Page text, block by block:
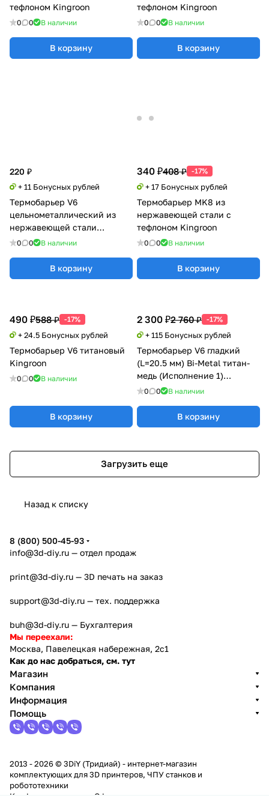
тефлоном Kingroon
0 0 В наличии
В корзину
тефлоном Kingroon
0 0 В наличии
В корзину
220 ₽
+ 11 Бонусных рублей
Термобарьер V6
цельнометаллический из
нержавеющей стали
Kingroon
0 0 В наличии
В корзину
340 ₽408 ₽ -17%
+ 17 Бонусных рублей
Термобарьер MK8 из
нержавеющей стали с
тефлоном Kingroon
0 0 В наличии
В корзину
490 ₽588 ₽ -17%
+ 24.5 Бонусных рублей
Термобарьер V6 титановый
Kingroon
0 0 В наличии
В корзину
2 300 ₽2 760 ₽ -17%
+ 115 Бонусных рублей
Термобарьер V6 гладкий
(L=20.5 мм) Bi-Metal титан-
медь (Исполнение 1)
Trianglelab
0 0 В наличии
В корзину
Загрузить еще
Назад к списку
8 (800) 500-45-93
info@3d-diy.ru — отдел продаж
print@3d-diy.ru — 3D печать на заказ
support@3d-diy.ru — тех. поддержка
buh@3d-diy.ru — Бухгалтерия
Мы переехали:
Москва, Павелецкая набережная, 2с1
Как до нас добраться, см. тут
Магазин
Компания
Информация
Помощь
2013 - 2026 © 3DiY (Тридиай) - интернет-магазин
комплектующих для 3D принтеров, ЧПУ станков и
робототехники